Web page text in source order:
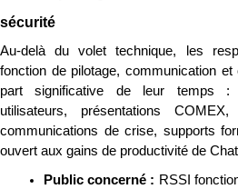
sécurité
Au-delà du volet technique, les
fonction de pilotage, communication
part significative de leur temps :
utilisateurs, présentations
communications de crise, supports
ouvert aux gains de productivité de
Public concerné : RSSI